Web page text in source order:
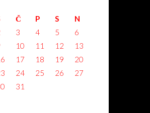
Č P S
N
3 4 5
6
10 11 12
13
17 18 19
20
24 25 26
27
31